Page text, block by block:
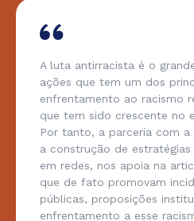
A luta antirracista é o
ações que tem um dos
enfrentamento ao racismo
que tem sido crescente no
Por tanto, a parceria com a
a construção de
em redes, nos apoia na
que de fato promovam
públicas, proposições
enfrentamento a esse